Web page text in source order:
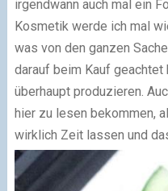
irgendwann auch mal ein
Kosmetik werde ich mal
was von den ganzen
darauf beim Kauf geachtet
überhaupt produzieren.
hier zu lesen bekommen,
wirklich Zeit lassen und